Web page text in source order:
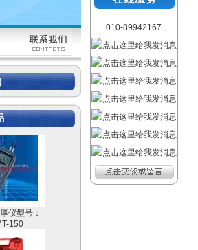
仪|废水色度
：QSWT-
仪型号：
150
010-89942167